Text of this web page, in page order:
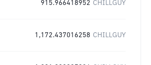
915.966418952 CHILLGUY
1,172.437016258 CHILLGUY